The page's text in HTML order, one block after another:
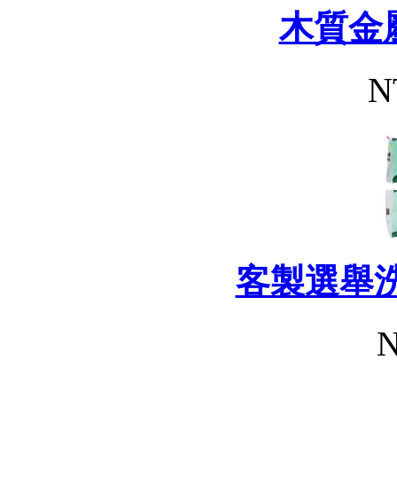
木質金
客製選舉